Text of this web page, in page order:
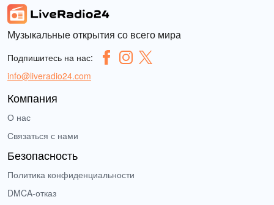
Музыкальные открытия со всего мира
Подпишитесь на нас:
info@liveradio24.com
Компания
О нас
Связаться с нами
Безопасность
Политика конфиденциальности
DMCA-отказ